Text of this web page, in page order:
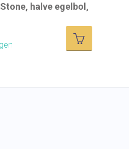
halve egelbol,